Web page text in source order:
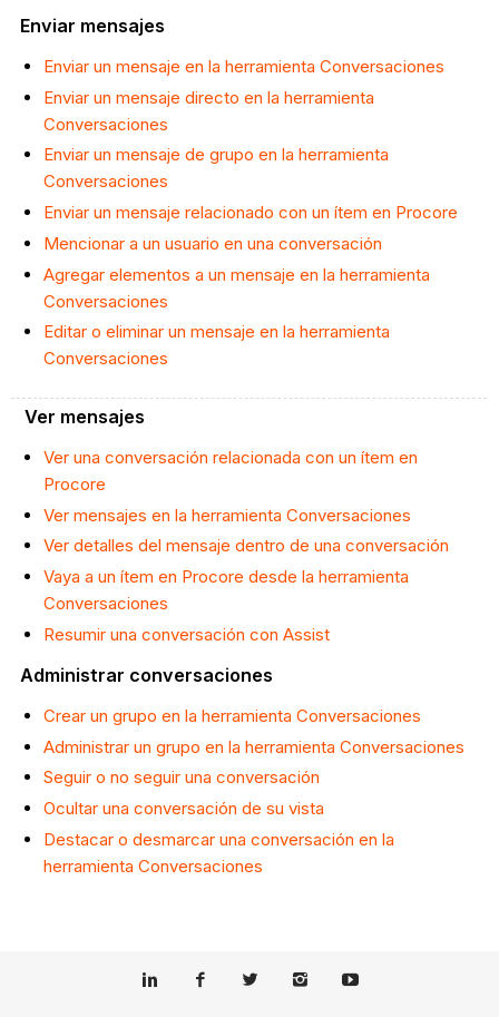
Enviar mensajes
Enviar un mensaje en la herramienta Conversaciones
Enviar un mensaje directo en la herramienta
Conversaciones
Enviar un mensaje de grupo en la herramienta
Conversaciones
Enviar un mensaje relacionado con un ítem en Procore
Mencionar a un usuario en una conversación
Agregar elementos a un mensaje en la herramienta
Conversaciones
Editar o eliminar un mensaje en la herramienta
Conversaciones
Ver mensajes
Ver una conversación relacionada con un ítem en
Procore
Ver mensajes en la herramienta Conversaciones
Ver detalles del mensaje dentro de una conversación
Vaya a un ítem en Procore desde la herramienta
Conversaciones
Resumir una conversación con Assist
Administrar conversaciones
Crear un grupo en la herramienta Conversaciones
Administrar un grupo en la herramienta Conversaciones
Seguir o no seguir una conversación
Ocultar una conversación de su vista
Destacar o desmarcar una conversación en la
herramienta Conversaciones